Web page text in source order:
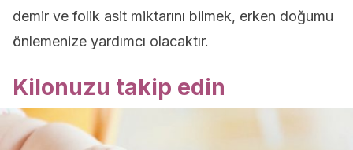
demir ve folik asit miktarını bilmek, erken doğumu
önlemenize yardımcı olacaktır.
Kilonuzu takip edin